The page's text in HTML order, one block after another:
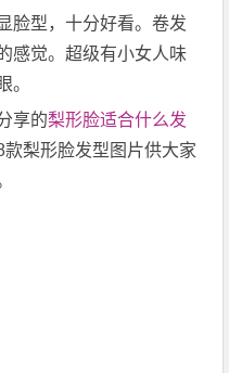
脸型，十分好看。卷发
感觉。超级有小女人味
。
享的梨形脸适合什么发
梨形脸发型图片供大家